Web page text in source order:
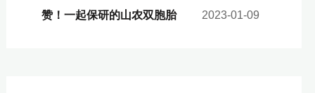
赞！一起保研的山农双胞胎 2023-01-09